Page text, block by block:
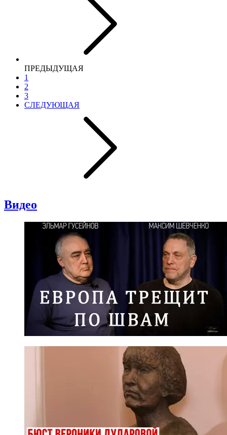
ПРЕДЫДУЩАЯ
1
2
3
СЛЕДУЮЩАЯ
Видео